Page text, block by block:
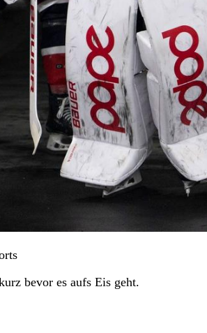
bevor es aufs Eis geht.